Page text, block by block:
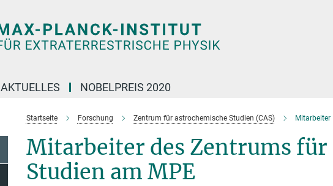
AKTUELLES NOBELPREIS 2020
Startseite Forschung Zentrum für astrochemische Studien (CAS) Mitarbeiter
Mitarbeiter des Zentrums für
Studien am MPE